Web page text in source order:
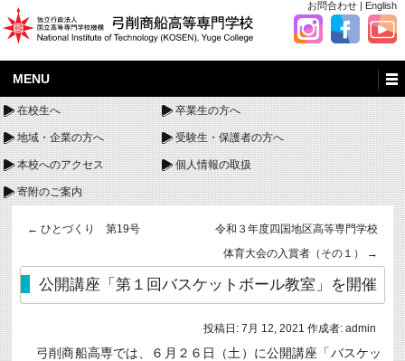
お問合わせ | English
MENU
在校生へ 卒業生の方へ
地域・企業の方へ 受験生・保護者の方へ
本校へのアクセス 個人情報の取扱
寄附のご案内
← ひとづくり 第19号 令和３年度四国地区高等専門学校
体育大会の入賞者（その１） →
公開講座「第１回バスケットボール教室」を開催
投稿日: 7月 12, 2021 作成者: admin
弓削商船高専では、６月２６日（土）に公開講座「バスケッ